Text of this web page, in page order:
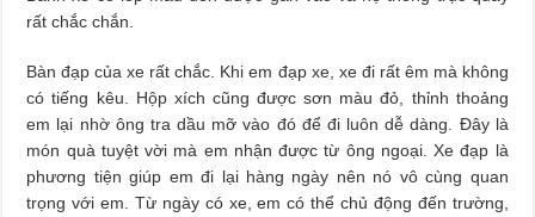
rất chắc chắn.
Bàn đạp của xe rất chắc. Khi em đạp xe, xe đi rất êm mà không
có tiếng kêu. Hộp xích cũng được sơn màu đỏ, thỉnh thoảng
em lại nhờ ông tra dầu mỡ vào đó để đi luôn dễ dàng. Đây là
món quà tuyệt vời mà em nhận được từ ông ngoại. Xe đạp là
phương tiện giúp em đi lại hàng ngày nên nó vô cùng quan
trọng với em. Từ ngày có xe, em có thể chủ động đến trường,